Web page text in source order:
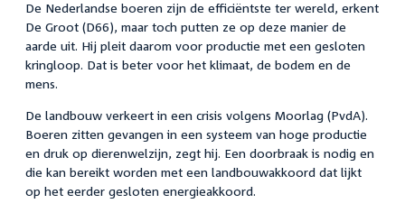
De Nederlandse boeren zijn de efficiëntste ter wereld, erkent
De Groot (D66), maar toch putten ze op deze manier de
aarde uit. Hij pleit daarom voor productie met een gesloten
kringloop. Dat is beter voor het klimaat, de bodem en de
mens.
De landbouw verkeert in een crisis volgens Moorlag (PvdA).
Boeren zitten gevangen in een systeem van hoge productie
en druk op dierenwelzijn, zegt hij. Een doorbraak is nodig en
die kan bereikt worden met een landbouwakkoord dat lijkt
op het eerder gesloten energieakkoord.